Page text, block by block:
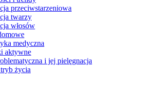
przeciwstarzeniowa
twarzy
włosów
medyczna
aktywne
i jej pielęgnacja
życia